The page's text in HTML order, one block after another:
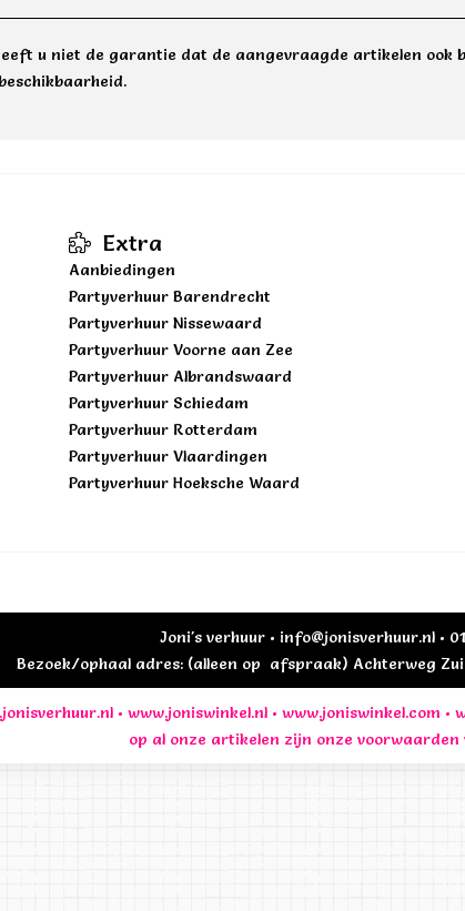
u niet de garantie dat de aangevraagde artikelen
Extra
Aanbiedingen
Partyverhuur Barendrecht
Partyverhuur Nissewaard
Partyverhuur Voorne aan Zee
Partyverhuur Albrandswaard
Partyverhuur Schiedam
Partyverhuur Rotterdam
Partyverhuur Vlaardingen
Partyverhuur Hoeksche Waard
Joni's verhuur • info@jonisverhuur.nl •
Bezoek/ophaal adres: (alleen op afspraak) Achterweg
• www.joniswinkel.nl • www.joniswinkel.com •
op al onze artikelen zijn onze voorwaarden